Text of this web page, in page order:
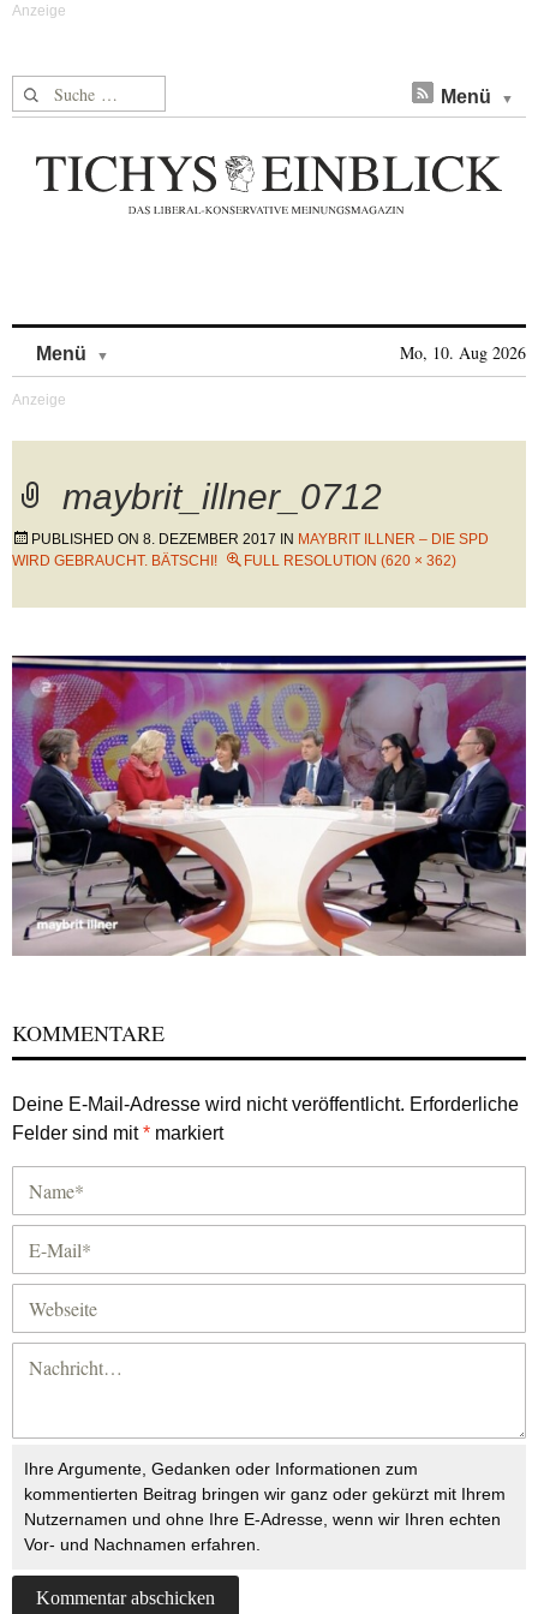
Suche nach: Menü
Menü Mo, 10. Aug 2026
maybrit_illner_0712
PUBLISHED ON 8. DEZEMBER 2017 IN MAYBRIT ILLNER – DIE SPD
WIRD GEBRAUCHT. BÄTSCHI!
FULL RESOLUTION (620 × 362)
KOMMENTARE
Deine E-Mail-Adresse wird nicht veröffentlicht. Erforderliche
Felder sind mit* markiert
Ihre Argumente, Gedanken oder Informationen zum
kommentierten Beitrag bringen wir ganz oder gekürzt mit Ihrem
Nutzernamen und ohne Ihre E-Adresse, wenn wir Ihren echten
Vor- und Nachnamen erfahren.